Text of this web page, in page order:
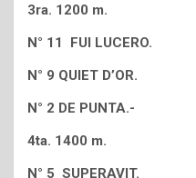
3ra. 1200 m.
N° 11 FUI LUCERO.
N° 9 QUIET D’OR.
N° 2 DE PUNTA.-
4ta. 1400 m.
N° 5 SUPERAVIT.